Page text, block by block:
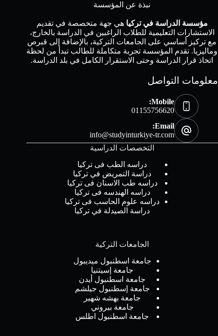
نبذة عن المؤسسة
مؤسسة الدراسة في تركيا هي جهة متخصصة في تقديم
الاستشارات التعليمية للطلاب الراغبين في الدراسة بالخارج،
مع تركيز أساسي على الجامعات التركية، بالإضافة إلى قبرص
وماليزيا. تقدم المؤسسة تجربة متكاملة للطالب تبدأ من لحظة
اتخاذ قرار الدراسة وحتى الاستقرار الكامل في بلد الدراسة.
معلومات التواصل
Mobile:
01155756620
Email:
info@studyinturkiye-tr.com
التخصصات الدراسية
دراسه الطب فى تركيا
دراسة التمريض في تركيا
دراسه طب الاسنان فى تركيا
دراسه الهندسه فى تركيا
دراسه علوم الحاسب فى تركيا
دراسة الصيدلة في تركيا
الجامعات التركية
جامعة اسطنبول ميديبول
جامعة إسيتنيا
جامعة اسطنبول أيدن
جامعة إسطنبول جيلشم
جامعة بهشه شهير
جامعة بيروني
جامعة اسطنبول اطلس